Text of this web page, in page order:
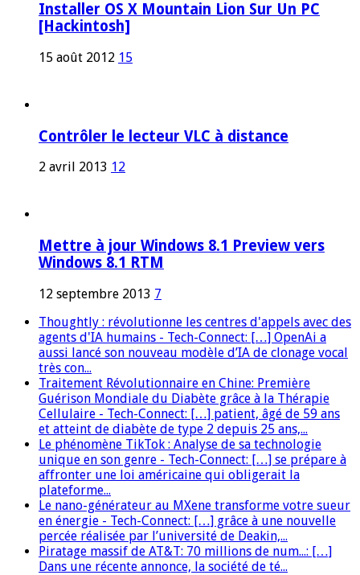
Installer OS X Mountain Lion Sur Un PC
[Hackintosh]
15 août 2012 15
Contrôler le lecteur VLC à distance
2 avril 2013 12
Mettre à jour Windows 8.1 Preview vers
Windows 8.1 RTM
12 septembre 2013 7
Thoughtly : révolutionne les centres d'appels avec des
agents d'IA humains - Tech-Connect: […] OpenAi a
aussi lancé son nouveau modèle d’IA de clonage vocal
très con...
Traitement Révolutionnaire en Chine: Première
Guérison Mondiale du Diabète grâce à la Thérapie
Cellulaire - Tech-Connect: […] patient, âgé de 59 ans
et atteint de diabète de type 2 depuis 25 ans,...
Le phénomène TikTok : Analyse de sa technologie
unique en son genre - Tech-Connect: […] se prépare à
affronter une loi américaine qui obligerait la
plateforme...
Le nano-générateur au MXene transforme votre sueur
en énergie - Tech-Connect: […] grâce à une nouvelle
percée réalisée par l’université de Deakin,...
Piratage massif de AT&T: 70 millions de num...: […]
Dans une récente annonce, la société de té...